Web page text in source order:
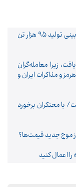
مشکلی در تامین و تولید تخم‌مرغ نداریم/پیش‌بینی تولید ۹۵ هزار تن
زیرا معامله‌گران
و مذاکرات ایران و
با محتکران برخورد
موج جدید قیمت‌ها؟
اعمال کنید